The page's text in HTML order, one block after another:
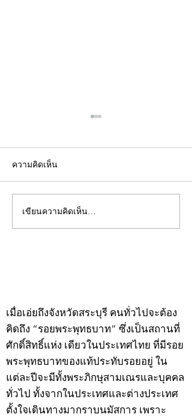
คอลัมน์"จับชีพจรวงการ
พระ"ประจำพุธที่ 29
ความคิดเห็น
เขียนความคิดเห็น…
เมื่อเอ่ยถึงจังหวัดสระบุรี คนทั่วไปจะต้อง
คิดถึง “รอยพระพุทธบาท” ซึ่งเป็นสถานที่
ศักดิ์สิทธิ์แห่ง เดียวในประเทศไทย ที่มีรอย
พระพุทธบาทของแท้ประทับรอยอยู่ ใน
แต่ละปีจะมีทั้งพระภิกษุสามเณรและบุคคล
ทั่วไป ทั้งจากในประเทศและต่างประเทศ
ตั้งใจเดินทางมากราบนมัสการ เพราะ